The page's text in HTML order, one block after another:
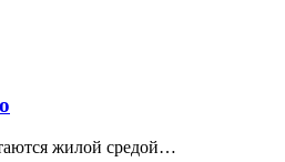
жилой средой…